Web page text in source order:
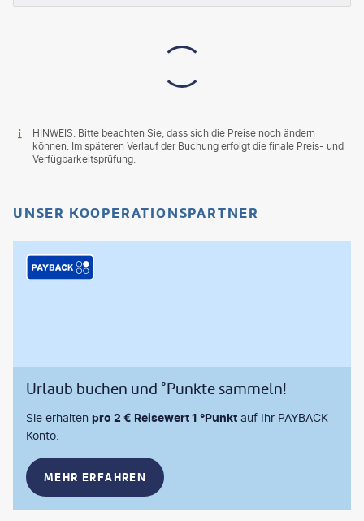
HINWEIS: Bitte beachten Sie, dass sich die Preise noch ändern
können. Im späteren Verlauf der Buchung erfolgt die finale Preis- und
Verfügbarkeitsprüfung.
UNSER KOOPERATIONSPARTNER
Urlaub buchen und °Punkte sammeln!
Sie erhalten pro 2 € Reisewert 1 °Punkt auf Ihr PAYBACK
Konto.
MEHR ERFAHREN